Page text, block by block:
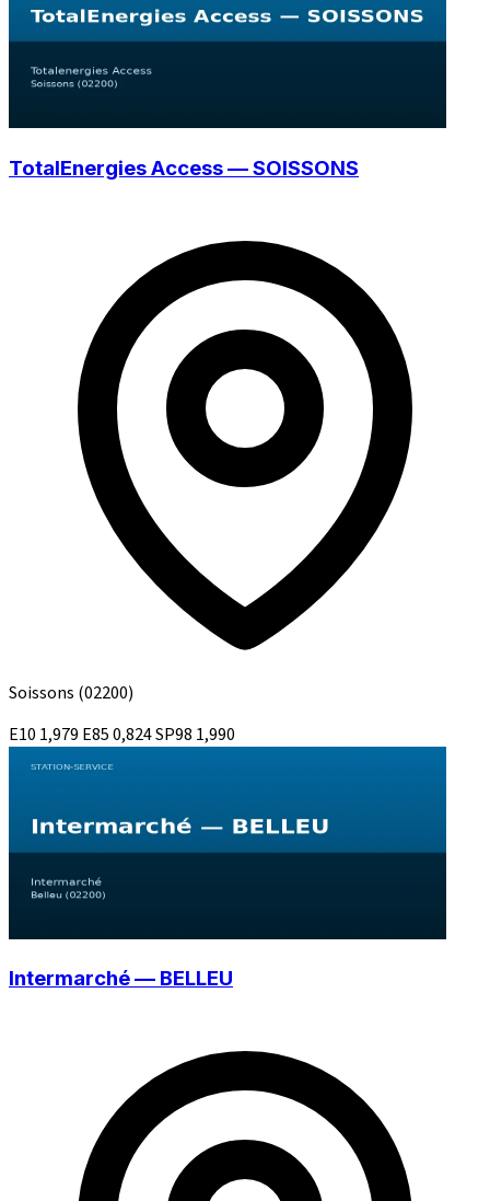
TotalEnergies Access — SOISSONS
Soissons (02200)
E10 1,979 E850,824SP98 1,990
Intermarché — BELLEU